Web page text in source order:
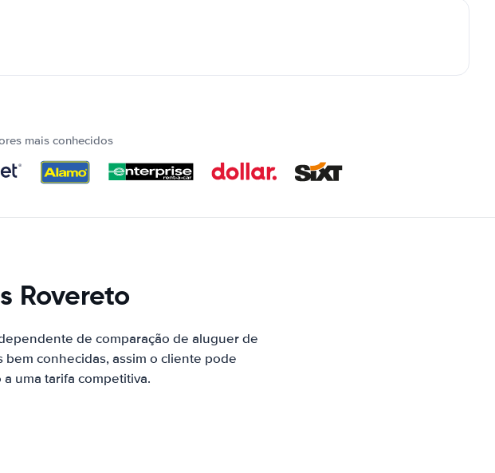
mais conhecidos
Rovereto
de comparação de aluguer de
conhecidas, assim o cliente pode
uma tarifa competitiva.